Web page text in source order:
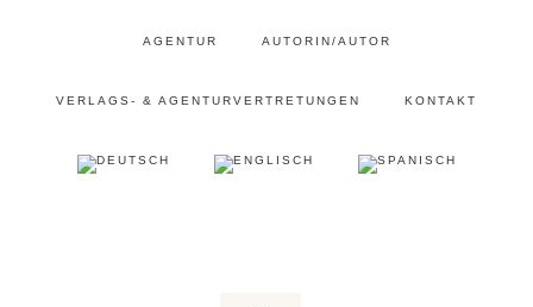
AGENTUR AUTORIN/AUTOR
VERLAGS- & AGENTURVERTRETUNGEN KONTAKT